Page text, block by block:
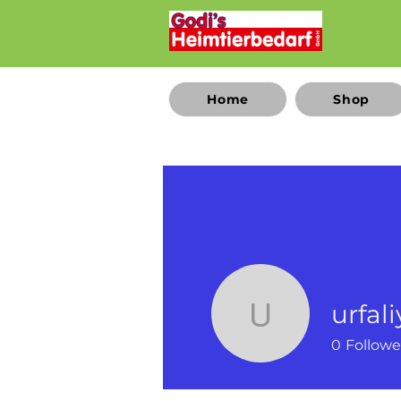
Home Shop
0